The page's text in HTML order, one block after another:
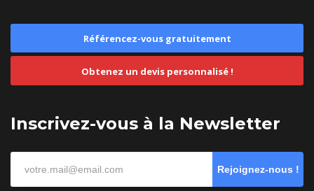
Référencez-vous gratuitement
Obtenez un devis personnalisé !
Inscrivez-vous à la Newsletter
Rejoignez-nous !